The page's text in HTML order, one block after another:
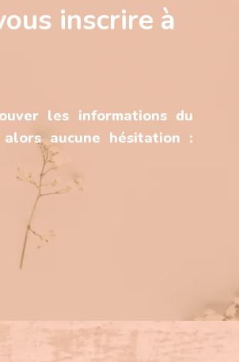
inscrire à
les informations du
aucune hésitation :